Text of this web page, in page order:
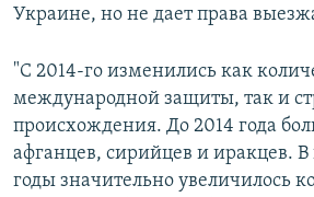
Украине, но не дает права
"С 2014-го изменились как
международной защиты, так и
происхождения. До 2014 года
афганцев, сирийцев и иракцев.
годы значительно увеличилось